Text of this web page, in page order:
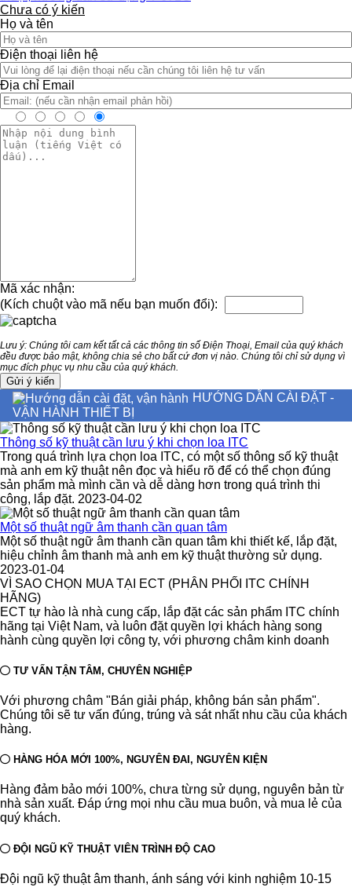
Chưa có ý kiến
Họ và tên
Điện thoại liên hệ
Địa chỉ Email
Mã xác nhận:
(Kích chuột vào mã nếu bạn muốn đổi):
Lưu ý: Chúng tôi cam kết tất cả các thông tin số Điện Thoại, Email của quý khách
đều được bảo mật, không chia sẻ cho bất cứ đơn vị nào. Chúng tôi chỉ sử dụng vì
mục đích phục vụ nhu cầu của quý khách.
HƯỚNG DẪN CÀI ĐẶT -
VẬN HÀNH THIẾT BỊ
Thông số kỹ thuật cần lưu ý khi chọn loa ITC
Trong quá trình lựa chọn loa ITC, có một số thông số kỹ thuật
mà anh em kỹ thuật nên đọc và hiểu rõ để có thể chọn đúng
sản phẩm mà mình cần và dễ dàng hơn trong quá trình thi
công, lắp đặt. 2023-04-02
Một số thuật ngữ âm thanh cần quan tâm
Một số thuật ngữ âm thanh cần quan tâm khi thiết kế, lắp đặt,
hiệu chỉnh âm thanh mà anh em kỹ thuật thường sử dụng.
2023-01-04
VÌ SAO CHỌN MUA TẠI ECT (PHÂN PHỐI ITC CHÍNH
HÃNG)
ECT tự hào là nhà cung cấp, lắp đặt các sản phẩm ITC chính
hãng tại Việt Nam, và luôn đặt quyền lợi khách hàng song
hành cùng quyền lợi công ty, với phương châm kinh doanh
TƯ VẤN TẬN TÂM, CHUYÊN NGHIỆP
Với phương châm "Bán giải pháp, không bán sản phẩm".
Chúng tôi sẽ tư vấn đúng, trúng và sát nhất nhu cầu của khách
hàng.
HÀNG HÓA MỚI 100%, NGUYÊN ĐAI, NGUYÊN KIỆN
Hàng đảm bảo mới 100%, chưa từng sử dụng, nguyên bản từ
nhà sản xuất. Đáp ứng mọi nhu cầu mua buôn, và mua lẻ của
quý khách.
ĐỘI NGŨ KỸ THUẬT VIÊN TRÌNH ĐỘ CAO
Đội ngũ kỹ thuật âm thanh, ánh sáng với kinh nghiệm 10-15